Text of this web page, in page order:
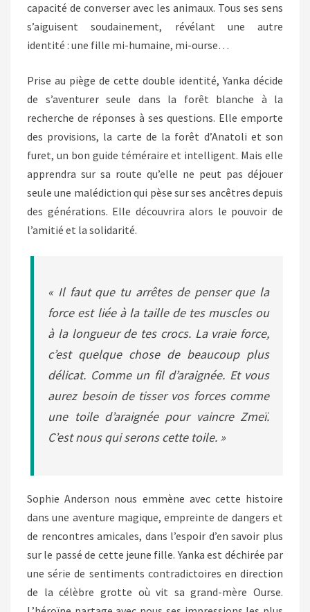
capacité de converser avec les animaux. Tous ses sens
s’aiguisent soudainement, révélant une autre
identité : une fille mi-humaine, mi-ourse…
Prise au piège de cette double identité, Yanka décide
de s’aventurer seule dans la forêt blanche à la
recherche de réponses à ses questions. Elle emporte
des provisions, la carte de la forêt d’Anatoli et son
furet, un bon guide téméraire et intelligent. Mais elle
apprendra sur sa route qu’elle ne peut pas déjouer
seule une malédiction qui pèse sur ses ancêtres depuis
des générations. Elle découvrira alors le pouvoir de
l’amitié et la solidarité.
« Il faut que tu arrêtes de penser que la
force est liée à la taille de tes muscles ou
à la longueur de tes crocs. La vraie force,
c’est quelque chose de beaucoup plus
délicat. Comme un fil d’araignée. Et vous
aurez besoin de tisser vos forces comme
une toile d’araignée pour vaincre Zmeï.
C’est nous qui serons cette toile. »
Sophie Anderson nous emmène avec cette histoire
dans une aventure magique, empreinte de dangers et
de rencontres amicales, dans l’espoir d’en savoir plus
sur le passé de cette jeune fille. Yanka est déchirée par
une série de sentiments contradictoires en direction
de la célèbre grotte où vit sa grand-mère Ourse.